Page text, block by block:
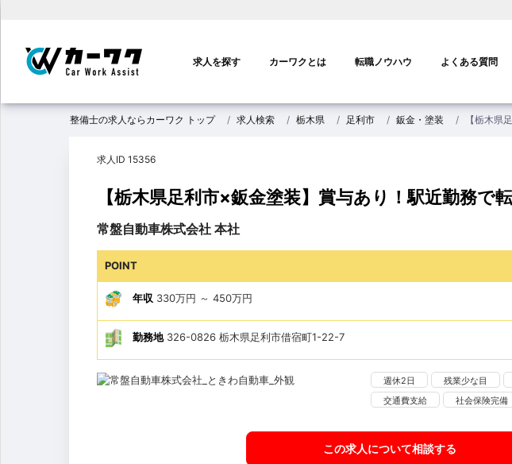
ン
ビ
ゲ
ン
求人を探す カーワクとは 転職ノウハウ よくある質問
整備士の求人ならカーワク トップ 求人検索 栃木県 足利市 鈑金・塗装 【栃木県
求人ID 15356
【栃木県足利市×鈑金塗装】賞与あり！駅近勤務で
常盤自動車株式会社 本社
POINT
年収 330万円 ～ 450万円
勤務地326-0826 栃木県足利市借宿町1-22-7
週休2日 残業少な目
交通費支給
社会保険完備
この求人について相談する